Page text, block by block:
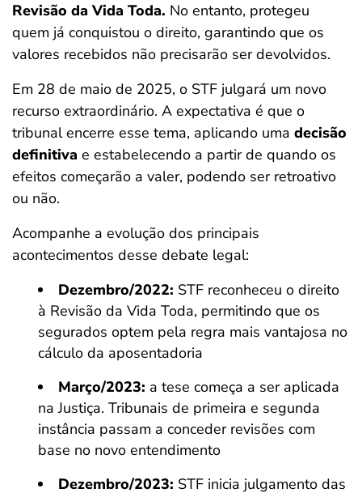
Revisão da Vida Toda. No entanto, protegeu
quem já conquistou o direito, garantindo que os
valores recebidos não precisarão ser devolvidos.
Em 28 de maio de 2025, o STF julgará um novo
recurso extraordinário. A expectativa é que o
tribunal encerre esse tema, aplicando uma decisão
definitiva e estabelecendo a partir de quando os
efeitos começarão a valer, podendo ser retroativo
ou não.
Acompanhe a evolução dos principais
acontecimentos desse debate legal:
Dezembro/2022: STF reconheceu o direito
à Revisão da Vida Toda, permitindo que os
segurados optem pela regra mais vantajosa no
cálculo da aposentadoria
Março/2023: a tese começa a ser aplicada
na Justiça. Tribunais de primeira e segunda
instância passam a conceder revisões com
base no novo entendimento
Dezembro/2023: STF inicia julgamento das